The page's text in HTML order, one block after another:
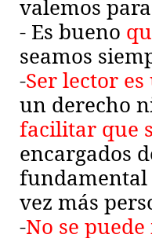
valemos
- Es bueno
seamos
-Ser lector
un derecho
facilitar que
encargados
fundamental
vez más
-No se